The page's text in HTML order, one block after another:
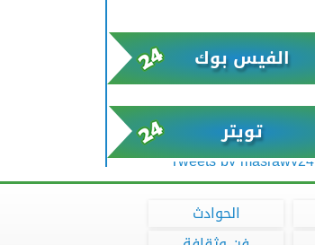
الفيس بوك
تويتر
Tweets by masrawy24
الحوادث